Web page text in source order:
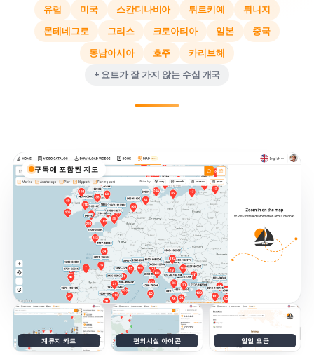
유럽 미국 스칸디나비아 튀르키예
튀니지
몬테네그로
그리스 크로아티아 일본
중국
동남아시아
호주
카리브해
+ 요트가 잘 가지 않는 수십 개국
구독에 포함된 지도
계류지 카드 편의시설 아이콘 일일 요금